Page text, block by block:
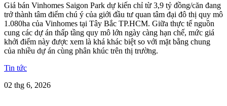
Giá bán Vinhomes Saigon Park dự kiến chỉ từ 3,9 tỷ đồng/căn đang
trở thành tâm điểm chú ý của giới đầu tư quan tâm đại đô thị quy mô
1.080ha của Vinhomes tại Tây Bắc TP.HCM. Giữa thực tế nguồn
cung các dự án thấp tầng quy mô lớn ngày càng hạn chế, mức giá
khởi điểm này được xem là khá khác biệt so với mặt bằng chung
của nhiều dự án cùng phân khúc trên thị trường.
Tin tức
02 thg 6, 2026